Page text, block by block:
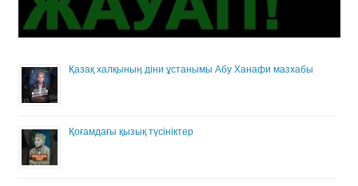
Қазақ халқының діни ұстанымы Абу Ханафи мазхабы
Қоғамдағы қызық түсініктер